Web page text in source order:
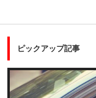
ピックアップ記事